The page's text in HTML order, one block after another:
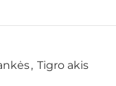
, Tigro akis